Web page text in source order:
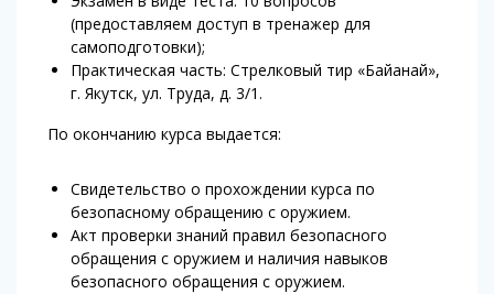
(предоставляем доступ в тренажер для
самоподготовки);
Практическая часть: Стрелковый тир «Байанай»,
г. Якутск, ул. Труда, д. 3/1.
По окончанию курса выдается:
Свидетельство о прохождении курса по
безопасному обращению с оружием.
Акт проверки знаний правил безопасного
обращения с оружием и наличия навыков
безопасного обращения с оружием.